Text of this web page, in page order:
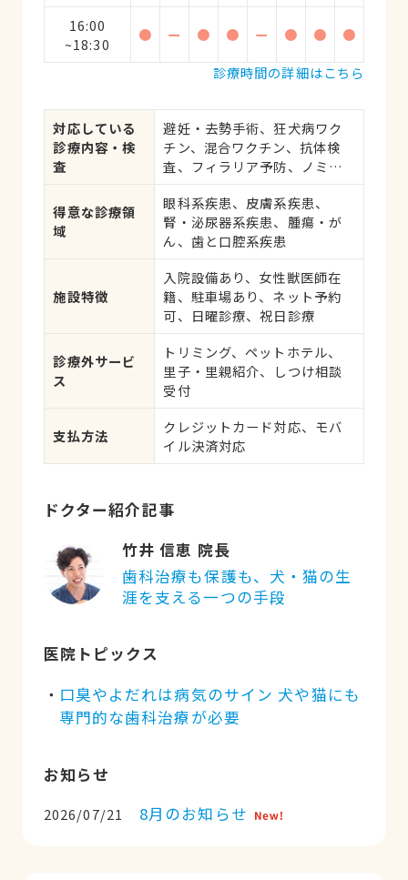
16:00
~18:30
● ー ● ● ー ● ●
●
診療時間の詳細はこちら
対応している
診療内容・検
査
避妊・去勢手術、狂犬病ワク
チン、混合ワクチン、抗体検
査、フィラリア予防、ノミ・
応、健康診断、各種検査、外
科手術
得意な診療領
域
眼科系疾患、皮膚系疾患、
腎・泌尿器系疾患、腫瘍・が
ん、歯と口腔系疾患
施設特徴
入院設備あり、女性獣医師在
籍、駐車場あり、ネット予約
可、日曜診療、祝日診療
診療外サービ
ス
トリミング、ペットホテル、
里子・里親紹介、しつけ相談
受付
支払方法
クレジットカード対応、モバ
イル決済対応
ドクター紹介記事
竹井 信恵 院長
歯科治療も保護も、犬・猫の生
涯を支える一つの手段
医院トピックス
口臭やよだれは病気のサイン 犬や猫にも
専門的な歯科治療が必要
お知らせ
2026/07/21 8月のお知らせ